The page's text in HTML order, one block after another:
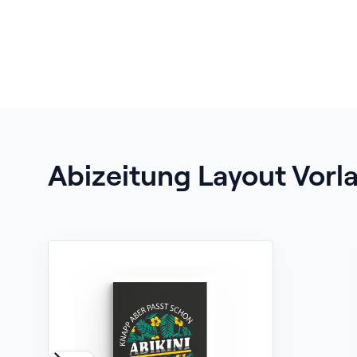
Abizeitung Layout